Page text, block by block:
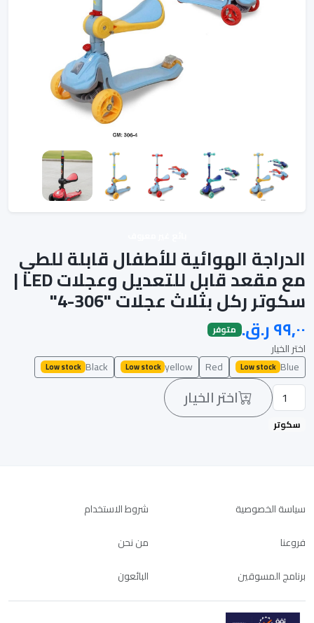
الدراجة الهوائية للأطفال قابلة للطي
مع مقعد قابل للتعديل وعجلات LED |
سكوتر ركل بثلاث عجلات "306-4"
متوفر
اختر الخيار
Blue
Low stock
Red
yellow
Low stock
Black
Low stock
اختر الخيار
سكوتر
سياسة الخصوصية
شروط الاستخدام
فروعنا
من نحن
برنامج المسوقين
البائعون